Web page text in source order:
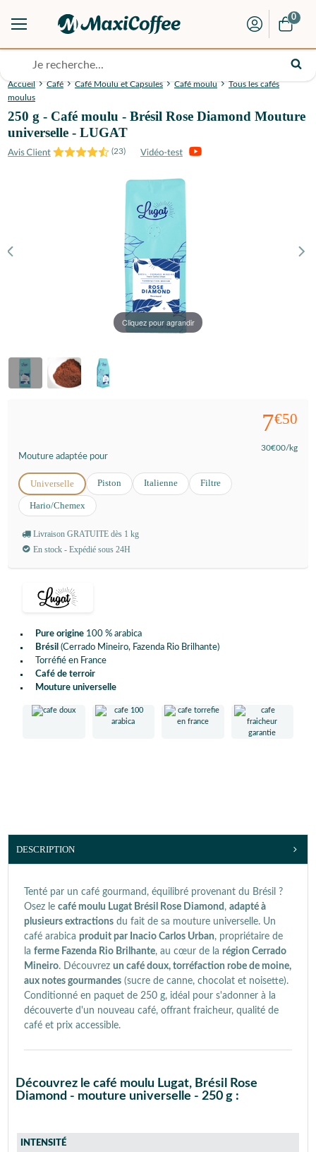
0
Accueil Café Café Moulu et Capsules Café moulu
Tous les cafés
moulus
250 g - Café moulu - Brésil Rose Diamond Mouture
universelle - LUGAT
(23)
Cliquez pour agrandir
Pure origine 100 % arabica
Brésil (Cerrado Mineiro, Fazenda Rio Brilhante)
Torréfié en France
Café de terroir
Mouture universelle
7€50
30€00/kg
Mouture adaptée pour
Universelle Piston Italienne Filtre
Hario/Chemex
Livraison GRATUITE dès 1 kg
En stock - Expédié sous 24H
DESCRIPTION
Tenté par un café gourmand, équilibré provenant du Brésil ?
Osez le café moulu Lugat Brésil Rose Diamond , adapté à
plusieurs extractions du fait de sa mouture universelle. Un
café arabica produit par Inacio Carlos Urban, propriétaire de
la ferme Fazenda Rio Brilhante, au cœur de la région Cerrado
Mineiro. Découvrez un café doux, torréfaction robe de moine,
aux notes gourmandes (sucre de canne, chocolat et noisette).
Conditionné en paquet de 250 g, idéal pour s'adonner à la
découverte d'un nouveau café, offrant fraicheur, qualité de
café et prix accessible.
Découvrez le café moulu Lugat, Brésil Rose
Diamond - mouture universelle - 250 g :
INTENSITÉ